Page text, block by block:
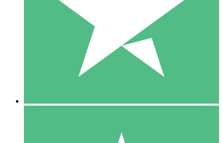
1 Téléchargement
10 00
10 Téléchargements